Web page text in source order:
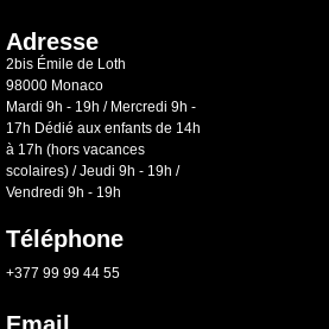
Adresse
2bis Émile de Loth
98000 Monaco
Mardi 9h - 19h / Mercredi 9h -
17h Dédié aux enfants de 14h
à 17h (hors vacances
scolaires) / Jeudi 9h - 19h /
Vendredi 9h - 19h
Téléphone
+377 99 99 44 55